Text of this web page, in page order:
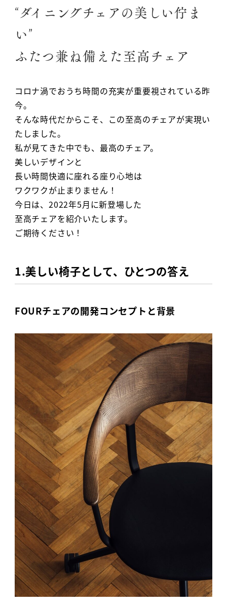
“ダイニングチェアの美しい佇ま
い”
ふたつ兼ね備えた至高チェア
コロナ渦でおうち時間の充実が重要視されている昨
今。
そんな時代だからこそ、この至高のチェアが実現い
たしました。
私が見てきた中でも、最高のチェア。
美しいデザインと
長い時間快適に座れる座り心地は
ワクワクが止まりません！
今日は、2022年5月に新登場した
至高チェアを紹介いたします。
ご期待ください！
1.美しい椅子として、ひとつの答え
FOURチェアの開発コンセプトと背景